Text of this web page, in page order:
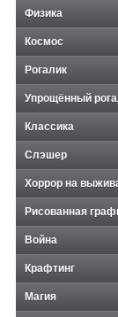
Физика
Космос
Рогалик
Упрощённый
Классика
Слэшер
Хоррор на
Рисованная
Война
Крафтинг
Магия